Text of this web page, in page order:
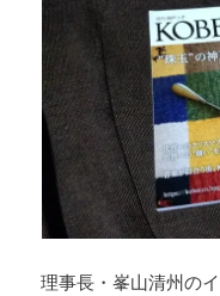
理事長・峯山清州の